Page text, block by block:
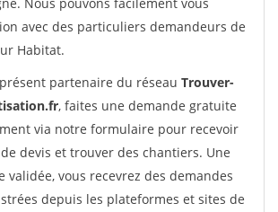
avec des particuliers demandeurs de
Habitat.
partenaire du réseau Trouver-
, faites une demande gratuite
via notre formulaire pour recevoir
devis et trouver des chantiers. Une
validée, vous recevrez des demandes
depuis les plateformes et sites de